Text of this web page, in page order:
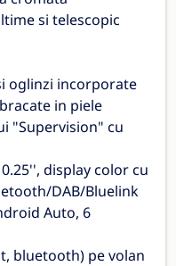
si telescopic
oglinzi incorporate
in piele
"Supervision" cu
display color cu
DAB/Bluelink
Auto, 6
bluetooth) pe volan